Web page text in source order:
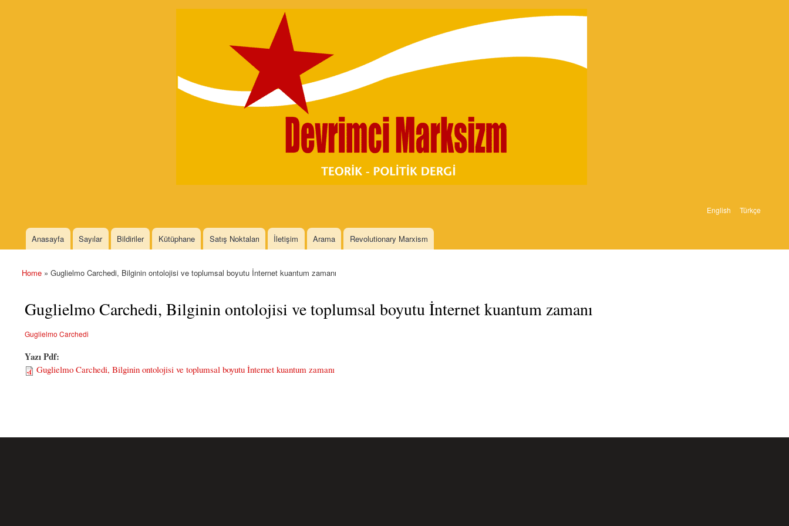
Skip to
English Türkçe
Main menu
Anasayfa Sayılar Bildiriler Kütüphane Satış Noktaları İletişim Arama Revolutionary Marxism
You are here
Home » Guglielmo Carchedi, Bilginin ontolojisi ve toplumsal boyutu İnternet kuantum zamanı
Guglielmo Carchedi, Bilginin ontolojisi ve toplumsal boyutu İnternet kuantum zamanı
Guglielmo Carchedi
Yazı Pdf:
Guglielmo Carchedi, Bilginin ontolojisi ve toplumsal boyutu İnternet kuantum zamanı